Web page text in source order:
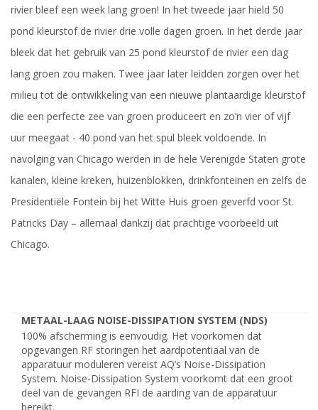
rivier bleef een week lang groen! In het tweede jaar hield 50
pond kleurstof de rivier drie volle dagen groen. In het derde jaar
bleek dat het gebruik van 25 pond kleurstof de rivier een dag
lang groen zou maken. Twee jaar later leidden zorgen over het
milieu tot de ontwikkeling van een nieuwe plantaardige kleurstof
die een perfecte zee van groen produceert en zo’n vier of vijf
uur meegaat - 40 pond van het spul bleek voldoende. In
navolging van Chicago werden in de hele Verenigde Staten grote
kanalen, kleine kreken, huizenblokken, drinkfonteinen en zelfs de
Presidentiële Fontein bij het Witte Huis groen geverfd voor St.
Patricks Day – allemaal dankzij dat prachtige voorbeeld uit
Chicago.
METAAL-LAAG NOISE-DISSIPATION SYSTEM (NDS)
100% afscherming is eenvoudig. Het voorkomen dat
opgevangen RF storingen het aardpotentiaal van de
apparatuur moduleren vereist AQ’s Noise-Dissipation
System. Noise-Dissipation System voorkomt dat een groot
deel van de gevangen RFI de aarding van de apparatuur
bereikt.